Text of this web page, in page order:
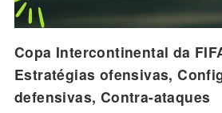
Copa Intercontinental da
Estratégias ofensivas,
defensivas, Contra-ataques